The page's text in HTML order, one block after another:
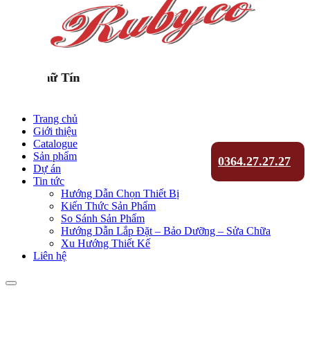
0364.27.27.27
Trang chủ
Giới thiệu
Catalogue
Sản phẩm
Dự án
Tin tức
Hướng Dẫn Chọn Thiết Bị
Kiến Thức Sản Phẩm
So Sánh Sản Phẩm
Hướng Dẫn Lắp Đặt – Bảo Dưỡng – Sửa Chữa
Xu Hướng Thiết Kế
Liên hệ